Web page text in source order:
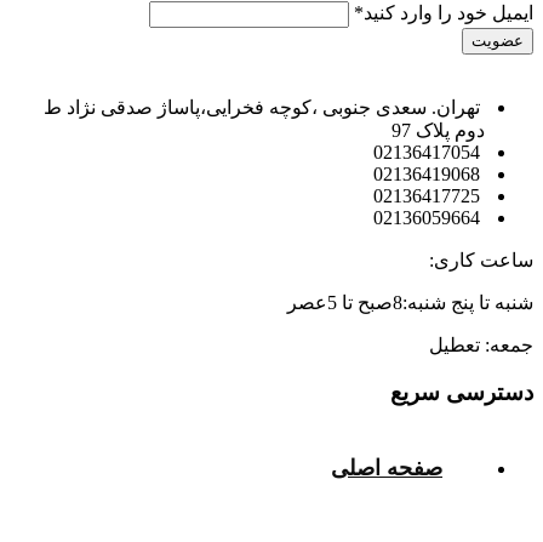
ایمیل خود را وارد کنید*
تهران. سعدی جنوبی ،کوچه فخرایی،پاساژ صدقی نژاد ط
دوم پلاک 97
02136417054
02136419068
02136417725
02136059664
ساعت کاری:
شنبه تا پنج شنبه:8صبح تا 5عصر
جمعه: تعطیل
دسترسی سریع
صفحه اصلی